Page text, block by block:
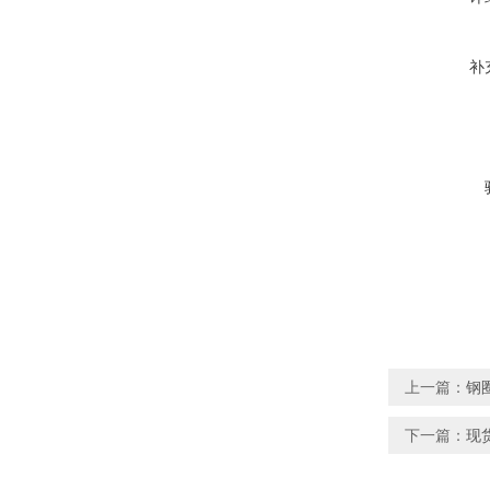
补
上一篇： 钢
下一篇： 现